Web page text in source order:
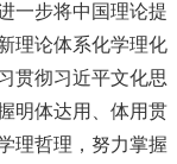
步将中国理论提
理论体系化学理化
贯彻习近平文化思
明体达用、体用贯
理哲理，努力掌握